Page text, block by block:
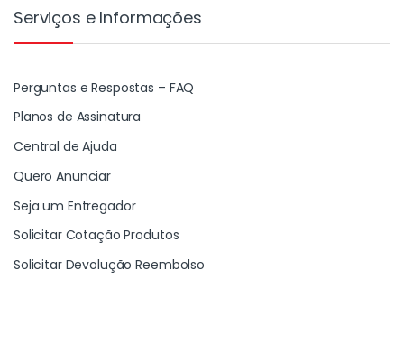
Serviços e Informações
Perguntas e Respostas – FAQ
Planos de Assinatura
Central de Ajuda
Quero Anunciar
Seja um Entregador
Solicitar Cotação Produtos
Solicitar Devolução Reembolso